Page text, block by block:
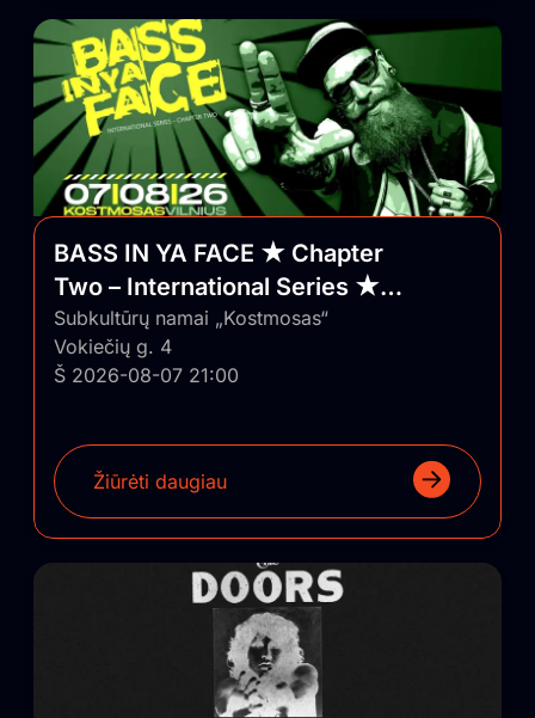
BASS IN YA FACE ★ Chapter
Two – International Series ★
Vilnius/Lithuania
Subkultūrų namai „Kostmosas“
Vokiečių g. 4
Š 2026-08-07 21:00
Žiūrėti daugiau